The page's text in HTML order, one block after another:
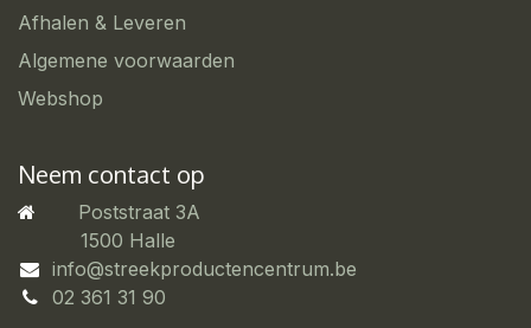
Afhalen & Leveren
Algemene voorwaarden
Webshop
Neem contact op
Poststraat 3A
​1500 Halle
info@streekproductencentrum.be
02 361 31 90